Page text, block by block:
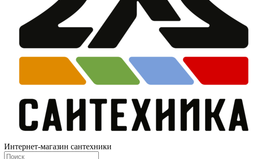
Интернет-магазин сантехники